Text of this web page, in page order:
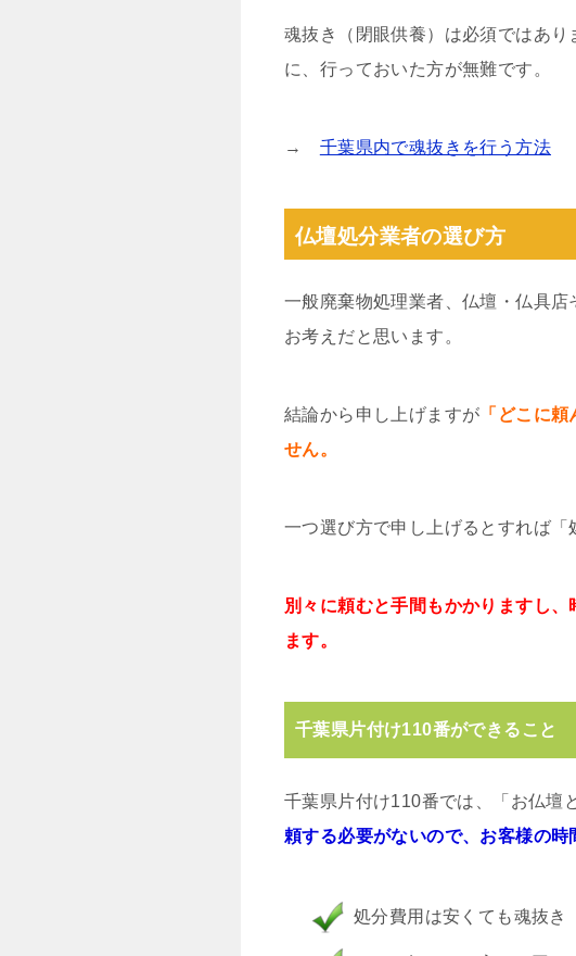
魂抜き（閉眼供養）は必須ではあ
に、行っておいた方が無難です。
→ 千葉県内で魂抜きを行う方法
仏壇処分業者の選び方
一般廃棄物処理業者、仏壇・仏具
お考えだと思います。
結論から申し上げますが 「どこに
せん。
一つ選び方で申し上げるとすれば「
別々に頼むと手間もかかりますし
ます。
千葉県片付け110番ができること
千葉県片付け110番では、「お仏壇
頼する必要がないので、お客様の時
処分費用は安くても魂抜き